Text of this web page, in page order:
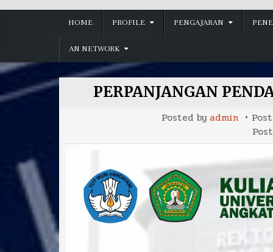
HOME PROFILE PENGAJARAN
AN NETWORK
PERPANJANGAN
Posted by admin